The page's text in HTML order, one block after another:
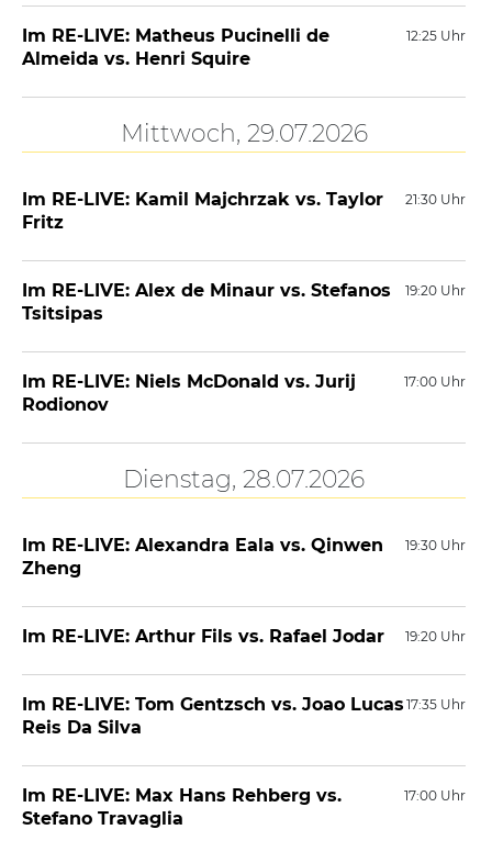
12:25 Uhr
Im RE-LIVE: Matheus Pucinelli de
Almeida vs. Henri Squire
Mittwoch, 29.07.2026
21:30 Uhr
Im RE-LIVE: Kamil Majchrzak vs. Taylor
Fritz
19:20 Uhr
Im RE-LIVE: Alex de Minaur vs. Stefanos
Tsitsipas
17:00 Uhr
Im RE-LIVE: Niels McDonald vs. Jurij
Rodionov
Dienstag, 28.07.2026
19:30 Uhr
Im RE-LIVE: Alexandra Eala vs. Qinwen
Zheng
19:20 Uhr
Im RE-LIVE: Arthur Fils vs. Rafael Jodar
17:35 Uhr
Im RE-LIVE: Tom Gentzsch vs. Joao Lucas
Reis Da Silva
17:00 Uhr
Im RE-LIVE: Max Hans Rehberg vs.
Stefano Travaglia